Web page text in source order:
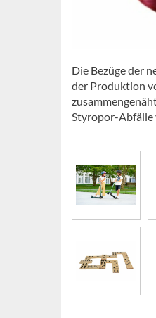
Die Bezüge der
der Produktion
Styropor-Abfälle